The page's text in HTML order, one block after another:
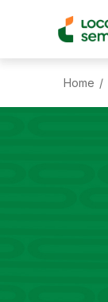
Home /